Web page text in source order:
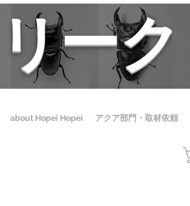
ーク
about Hopei Hopei アクア部門・取材依頼